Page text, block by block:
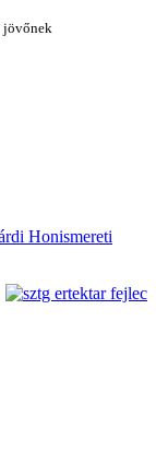
jövőnek
Honismereti